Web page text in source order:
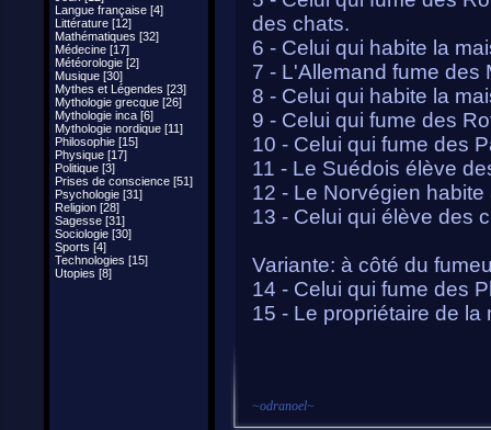
Langue française [4]
Littérature [12]
Mathématiques [32]
Médecine [17]
Météorologie [2]
Musique [30]
Mythes et Légendes [23]
Mythologie grecque [26]
Mythologie inca [6]
Mythologie nordique [11]
Philosophie [15]
Physique [17]
Politique [3]
Prises de conscience [51]
Psychologie [31]
Religion [28]
Sagesse [31]
Sociologie [30]
Sports [4]
Technologies [15]
Utopies [8]
des chats.
6 - Celui qui habite la
7 - L'Allemand fume des
8 - Celui qui habite la
9 - Celui qui fume des
10 - Celui qui fume des
11 - Le Suédois élève
12 - Le Norvégien
13 - Celui qui élève des
Variante: à côté du
14 - Celui qui fume des
15 - Le propriétaire de
~odranoel~